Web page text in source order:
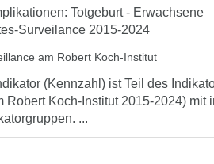
Totgeburt - Erwachsene
Surveilance 2015-2024
am Robert Koch-Institut
(Kennzahl) ist Teil des
Robert Koch-Institut 2015-2024) mit
...